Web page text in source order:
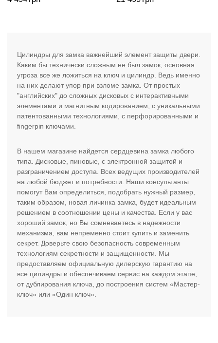
Цилиндры для замка важнейший элемент защиты двери.
Каким бы технически сложным не был замок, основная
угроза все же ложиться на ключ и цилиндр. Ведь именно
на них делают упор при взломе замка. От простых
"английских" до сложных дисковых с интерактивными
элементами и магнитным кодированием, с уникальными
патентованными технологиями, с перфорированными и
fingerpin ключами.
В нашем магазине найдется сердцевина замка любого
типа. Дисковые, пиновые, с электронной защитой и
разграничением доступа. Всех ведущих производителей
на любой бюджет и потребности. Наши консультанты
помогут Вам определиться, подобрать нужный размер,
таким образом, новая личинка замка, будет идеальным
решением в соотношении цены и качества. Если у вас
хороший замок, но Вы сомневаетесь в надежности
механизма, вам непременно стоит купить и заменить
секрет. Доверьте свою безопасность современным
технологиям секретности и защищенности. Мы
предоставляем официальную дилерскую гарантию на
все цилиндры и обеспечиваем сервис на каждом этапе,
от дублирования ключа, до построения систем «Мастер-
ключ» или «Один ключ».